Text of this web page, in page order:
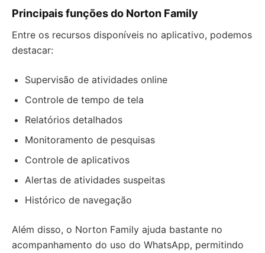
Principais funções do Norton Family
Entre os recursos disponíveis no aplicativo, podemos
destacar:
Supervisão de atividades online
Controle de tempo de tela
Relatórios detalhados
Monitoramento de pesquisas
Controle de aplicativos
Alertas de atividades suspeitas
Histórico de navegação
Além disso, o Norton Family ajuda bastante no
acompanhamento do uso do WhatsApp, permitindo